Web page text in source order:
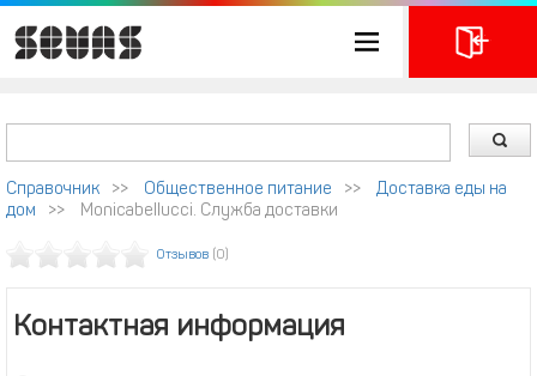
Справочник >> Общественное питание >>
Доставка еды на
дом
>> Monicabellucci. Служба доставки
Отзывов (0)
Контактная информация